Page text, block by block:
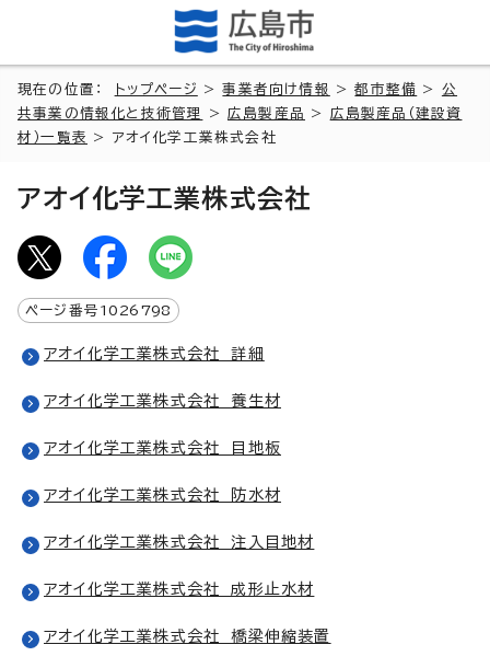
現在の位置： トップページ >事業者向け情報 >都市整備 > 公
共事業の情報化と技術管理
>広島製産品 > 広島製産品（建設資
材）一覧表
> アオイ化学工業株式会社
アオイ化学工業株式会社
ページ番号 1026798
アオイ化学工業株式会社 詳細
アオイ化学工業株式会社 養生材
アオイ化学工業株式会社 目地板
アオイ化学工業株式会社 防水材
アオイ化学工業株式会社 注入目地材
アオイ化学工業株式会社 成形止水材
アオイ化学工業株式会社 橋梁伸縮装置